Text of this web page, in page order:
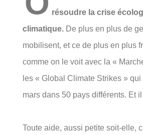
résoudre la crise
climatique.De plus en plus de
mobilisent, et ce de plus en plus
comme on le voit avec la «
les « Global Climate Strikes »
mars dans 50 pays différents. Et
Toute aide, aussi petite soit-elle,